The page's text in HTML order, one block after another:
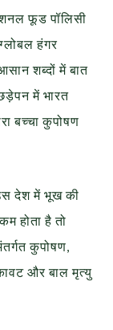
फूड पॉलिसी
हंगर
शब्दों में बात
में भारत
बच्चा कुपोषण
देश में भूख की
होता है तो
कुपोषण,
और बाल मृत्यु